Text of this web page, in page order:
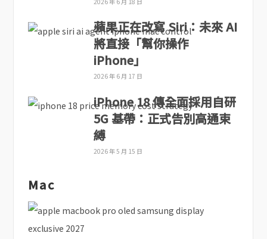
蘋果正在改寫 Siri：未來 AI
將直接「幫你操作
iPhone」
2026 年 6 月 17 日
iPhone 18 傳全面採用自研
5G 基帶：正式告別高通束
縛
2026 年 5 月 15 日
Mac